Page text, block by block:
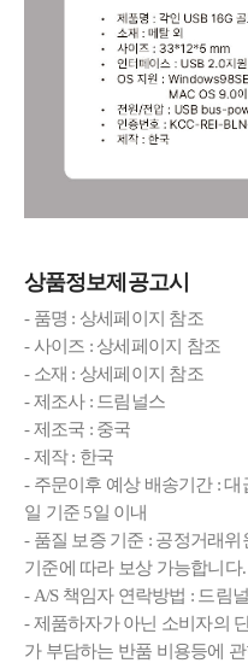
상품정보제공고시
- 품명 : 상세페이지 참조
- 사이즈 : 상세페이지 참조
- 소재 : 상세페이지 참조
- 제조사 : 드림널스
- 제조국 : 중국
- 제작 : 한국
- 주문이후 예상 배송기간 :
일 기준 5일 이내
- 품질 보증 기준 : 공정거래
기준에 따라 보상 가능합니다.
- A/S 책임자 연락방법 : 드림
- 제품하자가 아닌 소비자의
가 부담하는 반품 비용등에